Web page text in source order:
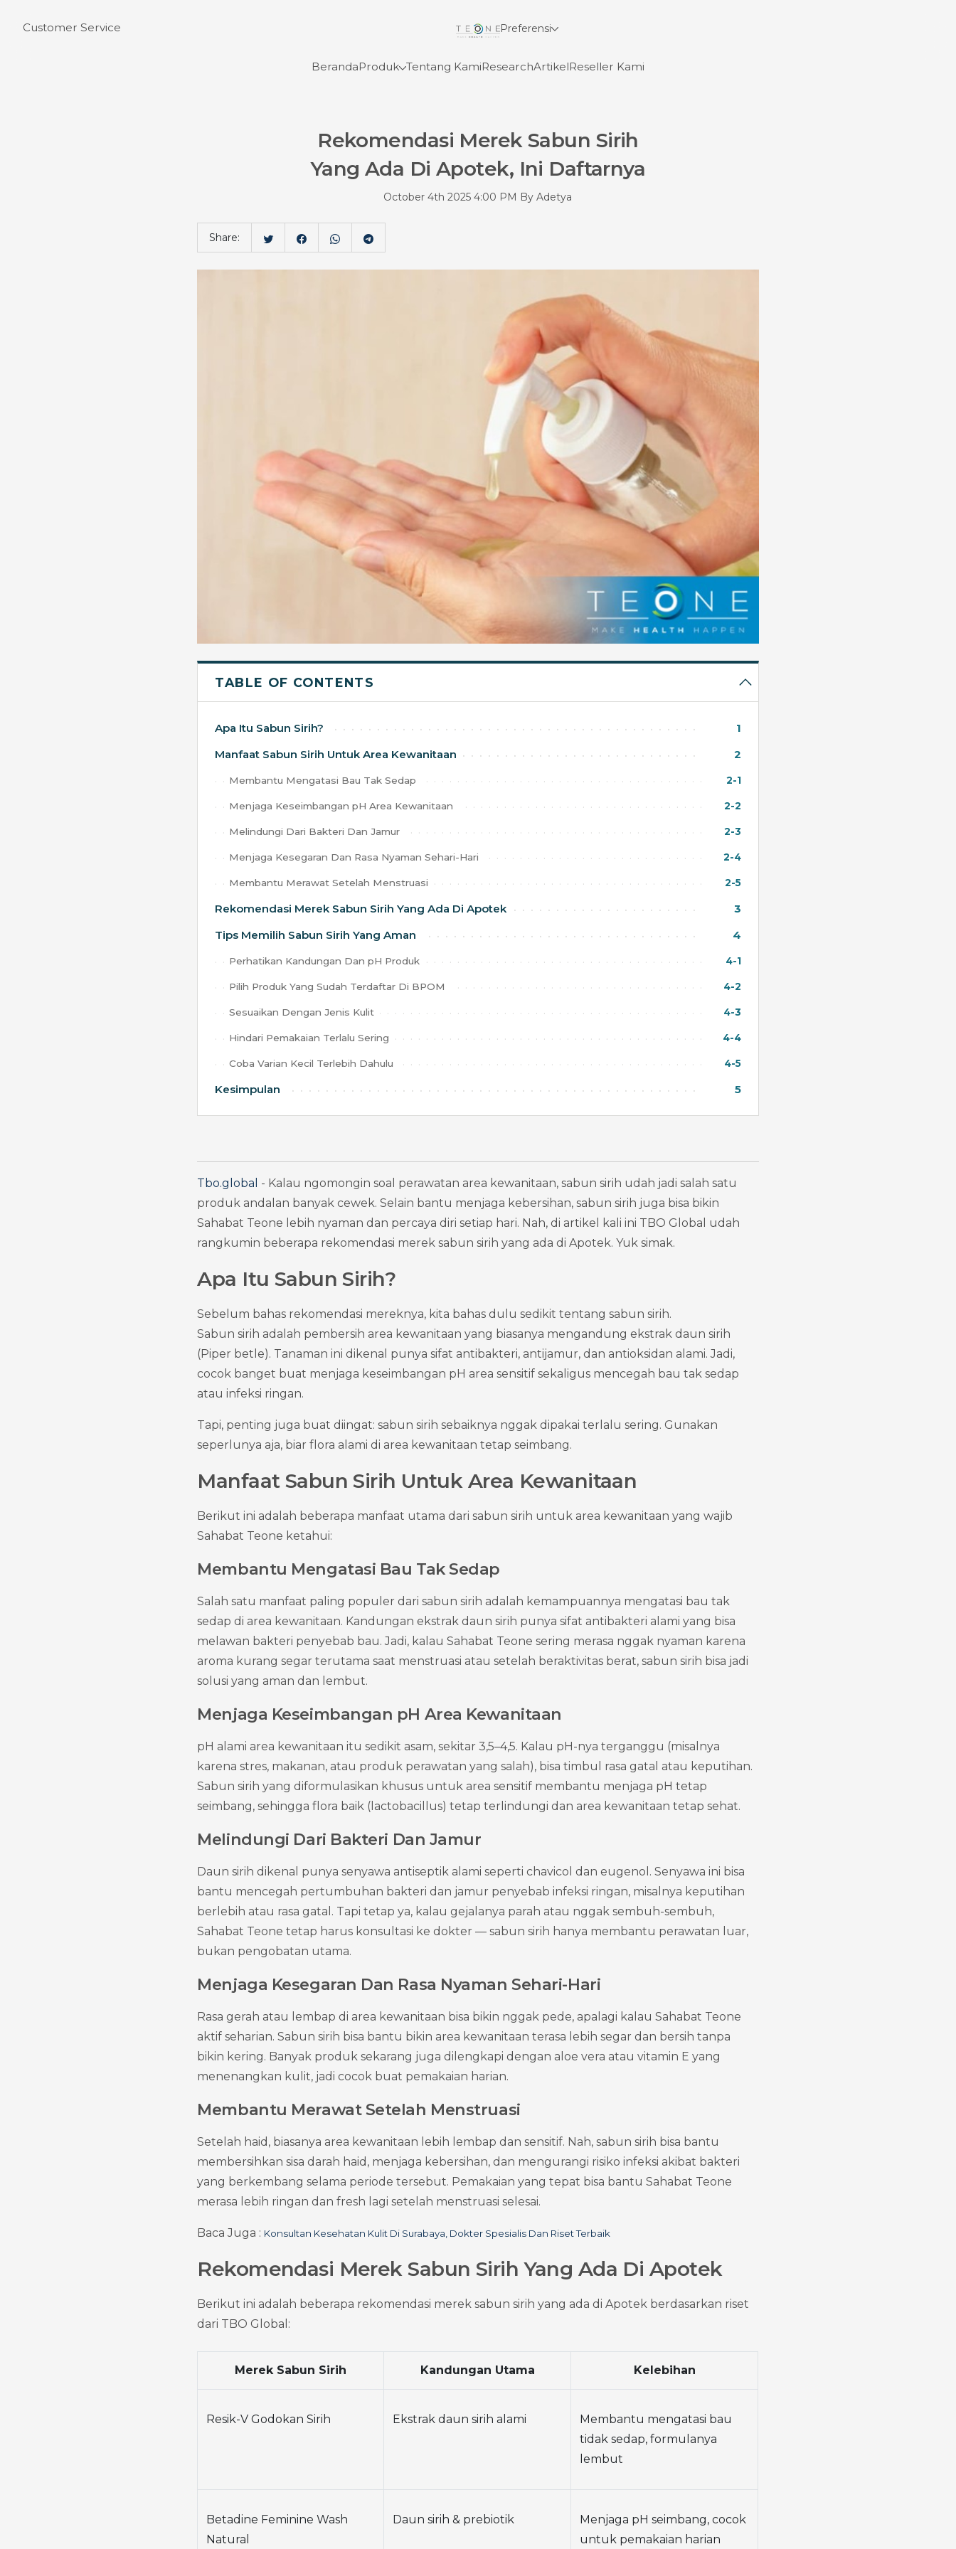
Customer Service
BerandaProduk
Betterdays
Lihat Detail
Tentang KamiResearchArtikelReseller Kami
Preferensi
Mata Uang
Betterdays
Lihat Detail
Glomore
Lihat Detail
Rekomendasi Merek Sabun Sirih
Yang Ada Di Apotek, Ini Daftarnya
October 4th 2025 4:00 PM By Adetya
Share:
TABLE OF CONTENTS
Apa Itu Sabun Sirih?
1
Manfaat Sabun Sirih Untuk Area Kewanitaan
2
Membantu Mengatasi Bau Tak Sedap 2-1
Menjaga Keseimbangan pH Area Kewanitaan 2-2
Melindungi Dari Bakteri Dan Jamur 2-3
Menjaga Kesegaran Dan Rasa Nyaman Sehari-Hari 2-4
Membantu Merawat Setelah Menstruasi 2-5
Rekomendasi Merek Sabun Sirih Yang Ada Di Apotek
3
Tips Memilih Sabun Sirih Yang Aman
4
Perhatikan Kandungan Dan pH Produk 4-1
Pilih Produk Yang Sudah Terdaftar Di BPOM 4-2
Sesuaikan Dengan Jenis Kulit 4-3
Hindari Pemakaian Terlalu Sering 4-4
Coba Varian Kecil Terlebih Dahulu 4-5
Kesimpulan 5
Tbo.global - Kalau ngomongin soal perawatan area kewanitaan, sabun sirih udah jadi salah satu
produk andalan banyak cewek. Selain bantu menjaga kebersihan, sabun sirih juga bisa bikin
Sahabat Teone lebih nyaman dan percaya diri setiap hari. Nah, di artikel kali ini TBO Global udah
rangkumin beberapa rekomendasi merek sabun sirih yang ada di Apotek. Yuk simak.
Apa Itu Sabun Sirih?
Sebelum bahas rekomendasi mereknya, kita bahas dulu sedikit tentang sabun sirih.
Sabun sirih adalah pembersih area kewanitaan yang biasanya mengandung ekstrak daun sirih
(Piper betle). Tanaman ini dikenal punya sifat antibakteri, antijamur, dan antioksidan alami. Jadi,
cocok banget buat menjaga keseimbangan pH area sensitif sekaligus mencegah bau tak sedap
atau infeksi ringan.
Tapi, penting juga buat diingat: sabun sirih sebaiknya nggak dipakai terlalu sering. Gunakan
seperlunya aja, biar flora alami di area kewanitaan tetap seimbang.
Manfaat Sabun Sirih Untuk Area Kewanitaan
Berikut ini adalah beberapa manfaat utama dari sabun sirih untuk area kewanitaan yang wajib
Sahabat Teone ketahui:
Membantu Mengatasi Bau Tak Sedap
Salah satu manfaat paling populer dari sabun sirih adalah kemampuannya mengatasi bau tak
sedap di area kewanitaan. Kandungan ekstrak daun sirih punya sifat antibakteri alami yang bisa
melawan bakteri penyebab bau. Jadi, kalau Sahabat Teone sering merasa nggak nyaman karena
aroma kurang segar terutama saat menstruasi atau setelah beraktivitas berat, sabun sirih bisa jadi
solusi yang aman dan lembut.
Menjaga Keseimbangan pH Area Kewanitaan
pH alami area kewanitaan itu sedikit asam, sekitar 3,5–4,5. Kalau pH-nya terganggu (misalnya
karena stres, makanan, atau produk perawatan yang salah), bisa timbul rasa gatal atau keputihan.
Sabun sirih yang diformulasikan khusus untuk area sensitif membantu menjaga pH tetap
seimbang, sehingga flora baik (lactobacillus) tetap terlindungi dan area kewanitaan tetap sehat.
Melindungi Dari Bakteri Dan Jamur
Daun sirih dikenal punya senyawa antiseptik alami seperti chavicol dan eugenol. Senyawa ini bisa
bantu mencegah pertumbuhan bakteri dan jamur penyebab infeksi ringan, misalnya keputihan
berlebih atau rasa gatal. Tapi tetap ya, kalau gejalanya parah atau nggak sembuh-sembuh,
Sahabat Teone tetap harus konsultasi ke dokter — sabun sirih hanya membantu perawatan luar,
bukan pengobatan utama.
Menjaga Kesegaran Dan Rasa Nyaman Sehari-Hari
Rasa gerah atau lembap di area kewanitaan bisa bikin nggak pede, apalagi kalau Sahabat Teone
aktif seharian. Sabun sirih bisa bantu bikin area kewanitaan terasa lebih segar dan bersih tanpa
bikin kering. Banyak produk sekarang juga dilengkapi dengan aloe vera atau vitamin E yang
menenangkan kulit, jadi cocok buat pemakaian harian.
Membantu Merawat Setelah Menstruasi
Setelah haid, biasanya area kewanitaan lebih lembap dan sensitif. Nah, sabun sirih bisa bantu
membersihkan sisa darah haid, menjaga kebersihan, dan mengurangi risiko infeksi akibat bakteri
yang berkembang selama periode tersebut. Pemakaian yang tepat bisa bantu Sahabat Teone
merasa lebih ringan dan fresh lagi setelah menstruasi selesai.
Baca Juga : Konsultan Kesehatan Kulit Di Surabaya, Dokter Spesialis Dan Riset Terbaik
Rekomendasi Merek Sabun Sirih Yang Ada Di Apotek
Berikut ini adalah beberapa rekomendasi merek sabun sirih yang ada di Apotek berdasarkan riset
dari TBO Global:
Merek Sabun Sirih Kandungan Utama Kelebihan
Resik-V Godokan Sirih Ekstrak daun sirih alami
Membantu mengatasi bau
tidak sedap, formulanya
lembut
Betadine Feminine Wash
Natural
Daun sirih & prebiotik
Menjaga pH seimbang, cocok
untuk pemakaian harian